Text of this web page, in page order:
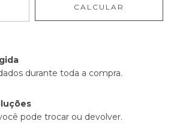
CALCULAR
durante toda a compra.
pode trocar ou devolver.